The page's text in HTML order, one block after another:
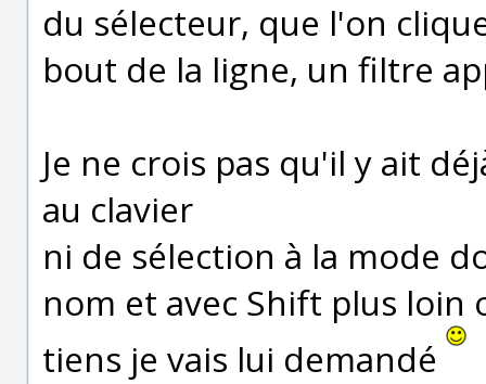
du sélecteur, que l'on
bout de la ligne, un filtre
Je ne crois pas qu'il y ait
au clavier
ni de sélection à la mode
nom et avec Shift plus loin
tiens je vais lui demandé